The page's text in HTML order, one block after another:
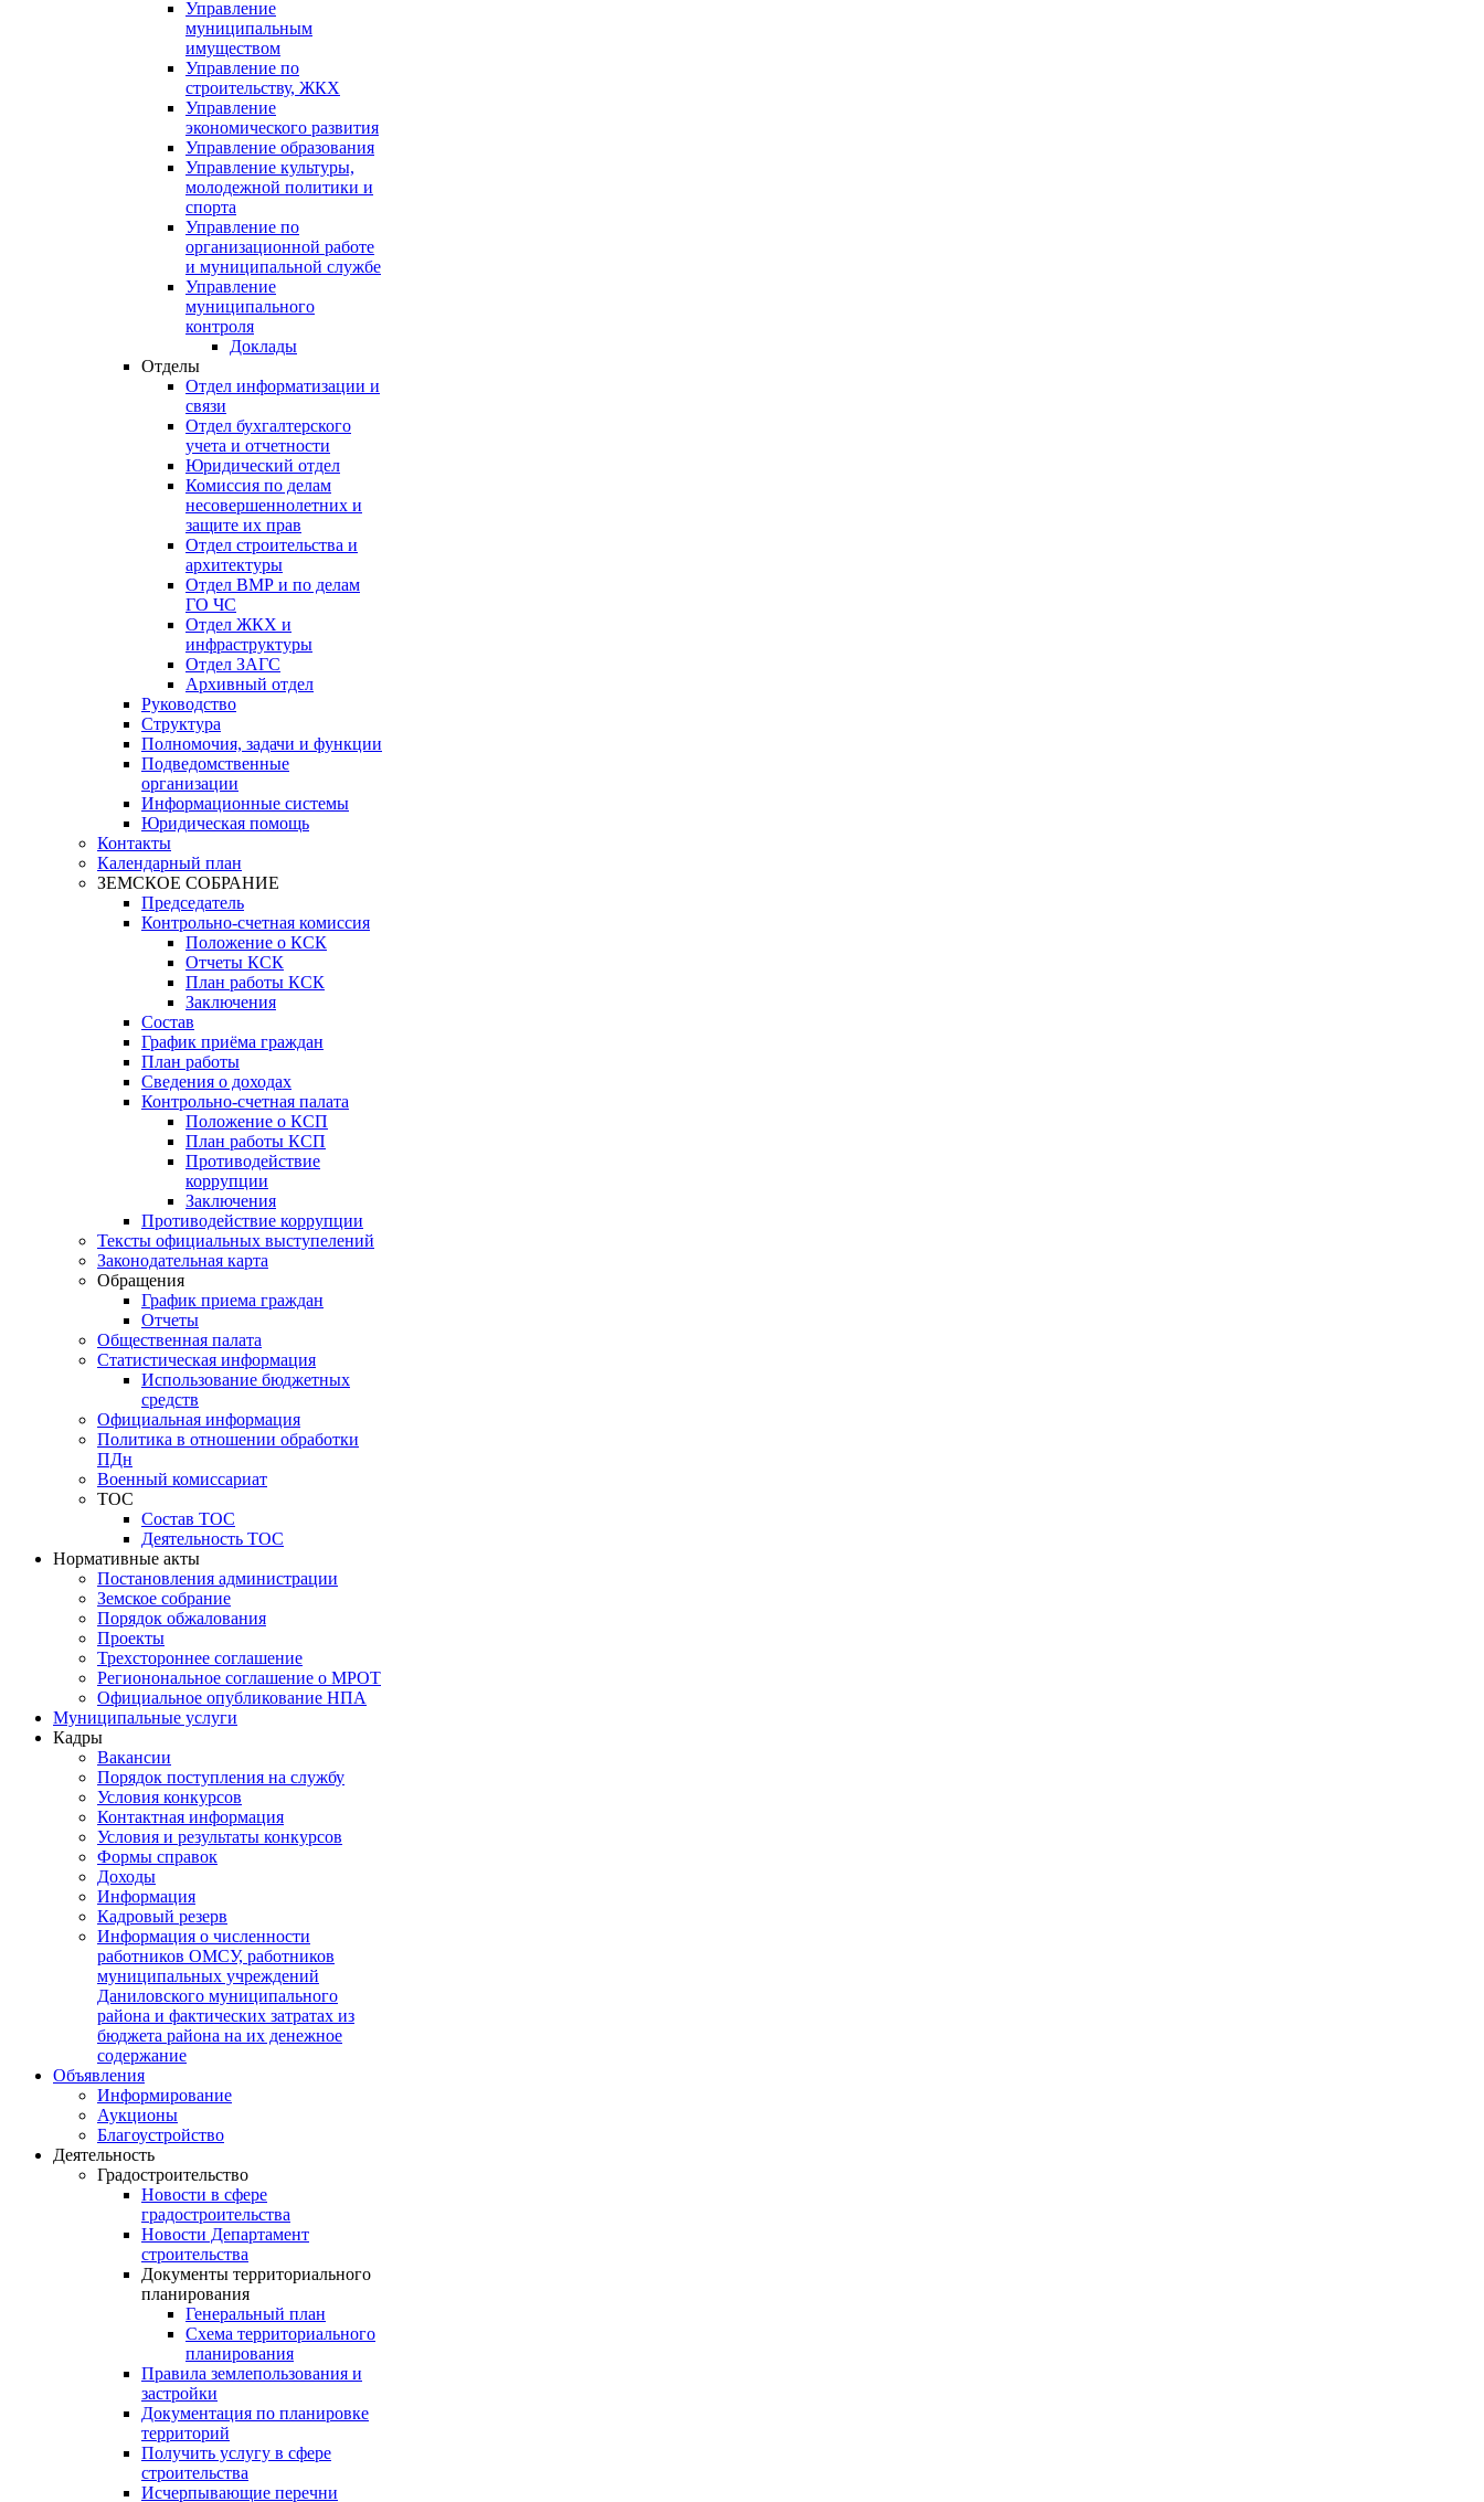
Управление
муниципальным
имуществом
Управление по
строительству, ЖКХ
Управление
экономического развития
Управление образования
Управление культуры,
молодежной политики и
спорта
Управление по
организационной работе
и муниципальной службе
Управление
муниципального
контроля
Доклады
Отделы
Отдел информатизации и
связи
Отдел бухгалтерского
учета и отчетности
Юридический отдел
Комиссия по делам
несовершеннолетних и
защите их прав
Отдел строительства и
архитектуры
Отдел ВМР и по делам
ГО ЧС
Отдел ЖКХ и
инфраструктуры
Отдел ЗАГС
Архивный отдел
Руководство
Структура
Полномочия, задачи и функции
Подведомственные
организации
Информационные системы
Юридическая помощь
Контакты
Календарный план
ЗЕМСКОЕ СОБРАНИЕ
Председатель
Контрольно-счетная комиссия
Положение о КСК
Отчеты КСК
План работы КСК
Заключения
Состав
График приёма граждан
План работы
Сведения о доходах
Контрольно-счетная палата
Положение о КСП
План работы КСП
Противодействие
коррупции
Заключения
Противодействие коррупции
Тексты официальных выступелений
Законодательная карта
Обращения
График приема граждан
Отчеты
Общественная палата
Статистическая информация
Использование бюджетных
средств
Официальная информация
Политика в отношении обработки
ПДн
Военный комиссариат
ТОС
Состав ТОС
Деятельность ТОС
Нормативные акты
Постановления администрации
Земское собрание
Порядок обжалования
Проекты
Трехстороннее соглашение
Регионональное соглашение о МРОТ
Официальное опубликование НПА
Муниципальные услуги
Кадры
Вакансии
Порядок поступления на службу
Условия конкурсов
Контактная информация
Условия и результаты конкурсов
Формы справок
Доходы
Информация
Кадровый резерв
Информация о численности
работников ОМСУ, работников
муниципальных учреждений
Даниловского муниципального
района и фактических затратах из
бюджета района на их денежное
содержание
Объявления
Информирование
Аукционы
Благоустройство
Деятельность
Градостроительство
Новости в сфере
градостроительства
Новости Департамент
строительства
Документы территориального
планирования
Генеральный план
Схема территориального
планирования
Правила землепользования и
застройки
Документация по планировке
территорий
Получить услугу в сфере
строительства
Исчерпывающие перечни